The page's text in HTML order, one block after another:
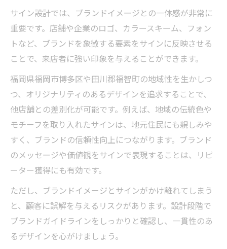
サイン設計では、ブランドイメージとの一体感が非常に
重要です。店舗や企業のロゴ、カラースキーム、フォン
トなど、ブランドを象徴する要素をサインに反映させる
ことで、来店者に強い印象を与えることができます。
福岡県福岡市博多区や田川郡福智町の地域性を生かしつ
つ、オリジナリティのあるデザインを追求することで、
他店舗との差別化が可能です。例えば、地域の伝統色や
モチーフを取り入れたサインは、地元住民にも親しみや
すく、ブランドの信頼性向上につながります。ブランド
のメッセージや価値観をサインで表現することは、リピ
ーター獲得にも有効です。
ただし、ブランドイメージとサインがかけ離れてしまう
と、顧客に誤解を与えるリスクがあります。設計段階で
ブランドガイドラインをしっかりと確認し、一貫性のあ
るデザインを心がけましょう。